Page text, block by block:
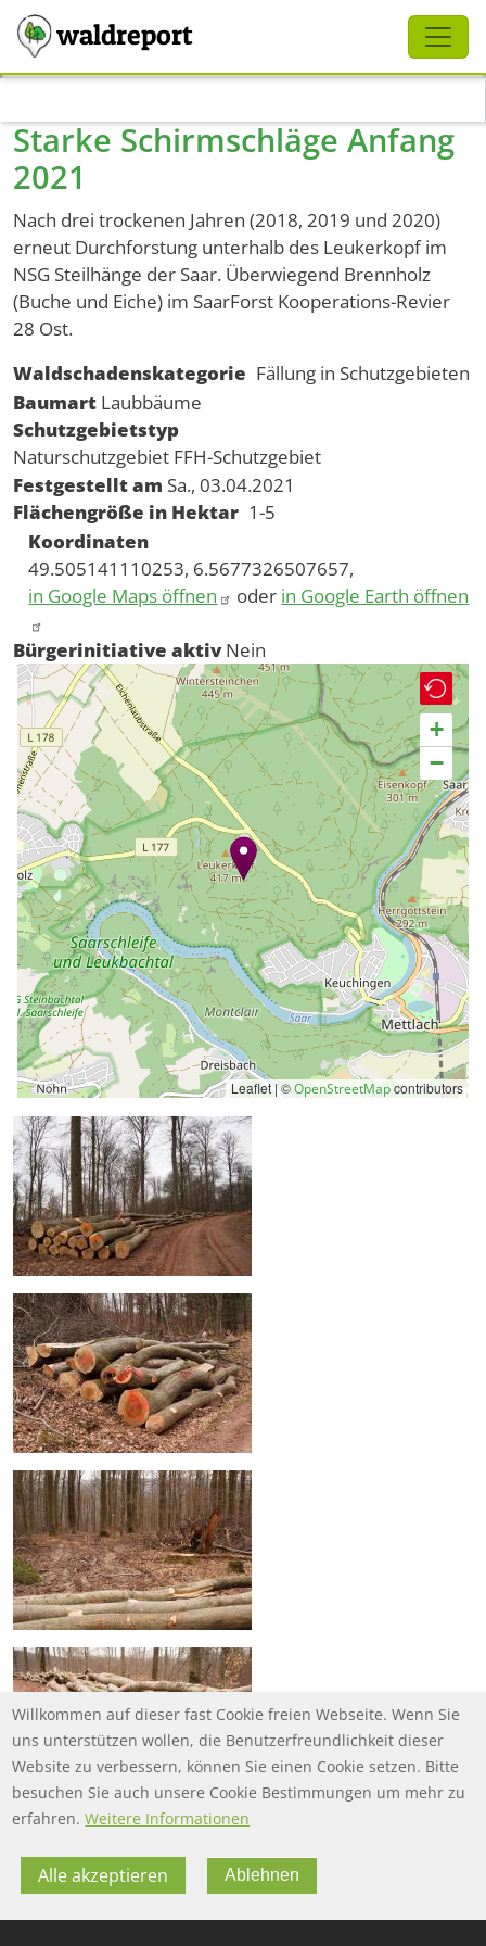
waldreport
Starke Schirmschläge Anfang
2021
Nach drei trockenen Jahren (2018, 2019 und 2020)
erneut Durchforstung unterhalb des Leukerkopf im
NSG Steilhänge der Saar. Überwiegend Brennholz
(Buche und Eiche) im SaarForst Kooperations-Revier
28 Ost.
Waldschadenskategorie Fällung in Schutzgebieten
Baumart Laubbäume
Schutzgebietstyp
Naturschutzgebiet FFH-Schutzgebiet
Festgestellt am Sa., 03.04.2021
Flächengröße in Hektar 1-5
Koordinaten
49.505141110253, 6.5677326507657,
in Google Maps öffnen
oder in Google Earth öffnen
Bürgerinitiative aktiv Nein
+
−
Leaflet | ©OpenStreetMapcontributors
Schliessen
FOOTER MENU
FAQ
FOOTER-DATENSCHUTZ
Datenschutz
FOOTER-IMPRESSUM
Impressum
Willkommen auf dieser fast Cookie freien Webseite. Wenn Sie
uns unterstützen wollen, die Benutzerfreundlichkeit dieser
Website zu verbessern, können Sie einen Cookie setzen. Bitte
besuchen Sie auch unsere Cookie Bestimmungen um mehr zu
erfahren. Weitere Informationen
Alle akzeptieren Ablehnen